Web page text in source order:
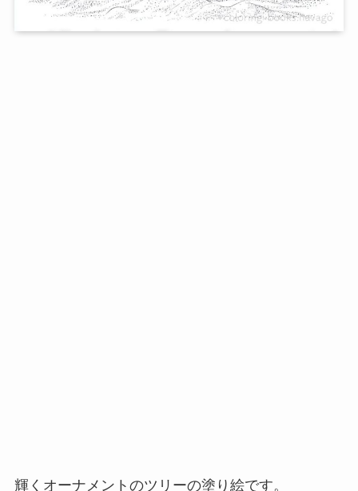
輝くオーナメントのツリーの塗り絵です。